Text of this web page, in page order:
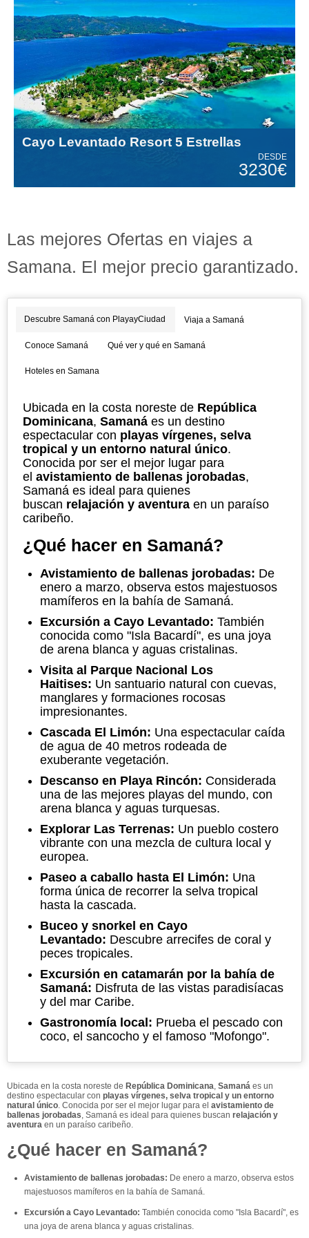
Cayo Levantado Resort 5 Estrellas
DESDE
3230€
Las mejores Ofertas en viajes a
Samana. El mejor precio garantizado.
Descubre Samaná con PlayayCiudad Viaja a Samaná
Conoce Samaná Qué ver y qué en Samaná
Hoteles en Samana
Ubicada en la costa noreste de República
Dominicana, Samaná es un destino
espectacular con playas vírgenes, selva
tropical y un entorno natural único.
Conocida por ser el mejor lugar para
el avistamiento de ballenas jorobadas,
Samaná es ideal para quienes
buscan relajación y aventura en un paraíso
caribeño.
¿Qué hacer en Samaná?
Avistamiento de ballenas jorobadas: De
enero a marzo, observa estos majestuosos
mamíferos en la bahía de Samaná.
Excursión a Cayo Levantado: También
conocida como "Isla Bacardí", es una joya
de arena blanca y aguas cristalinas.
Visita al Parque Nacional Los
Haitises: Un santuario natural con cuevas,
manglares y formaciones rocosas
impresionantes.
Cascada El Limón: Una espectacular caída
de agua de 40 metros rodeada de
exuberante vegetación.
Descanso en Playa Rincón: Considerada
una de las mejores playas del mundo, con
arena blanca y aguas turquesas.
Explorar Las Terrenas: Un pueblo costero
vibrante con una mezcla de cultura local y
europea.
Paseo a caballo hasta El Limón: Una
forma única de recorrer la selva tropical
hasta la cascada.
Buceo y snorkel en Cayo
Levantado: Descubre arrecifes de coral y
peces tropicales.
Excursión en catamarán por la bahía de
Samaná: Disfruta de las vistas paradisíacas
y del mar Caribe.
Gastronomía local: Prueba el pescado con
coco, el sancocho y el famoso "Mofongo".
Ubicada en la costa noreste de República Dominicana Samaná es un
destino espectacular con playas vírgenes, selva tropical y un entorno
natural único . Conocida por ser el mejor lugar para el avistamiento de
ballenas jorobadas , Samaná es ideal para quienes buscan relajación y
aventura en un paraíso caribeño.
¿Qué hacer en Samaná?
Avistamiento de ballenas jorobadas: De enero a marzo, observa estos
majestuosos mamíferos en la bahía de Samaná.
Excursión a Cayo Levantado: También conocida como "Isla Bacardí", es
una joya de arena blanca y aguas cristalinas.